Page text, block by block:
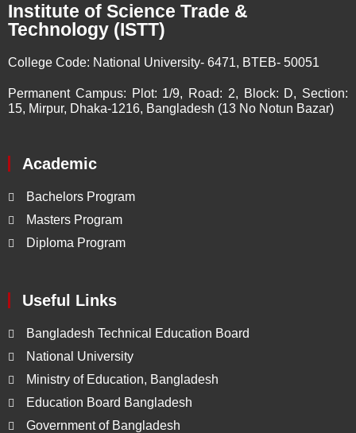
Institute of Science Trade &
Technology (ISTT)
College Code: National University- 6471, BTEB- 50051
Permanent Campus: Plot: 1/9, Road: 2, Block: D, Section:
15, Mirpur, Dhaka-1216, Bangladesh (13 No Notun Bazar)
Academic
Bachelors Program
Masters Program
Diploma Program
Useful Links
Bangladesh Technical Education Board
National University
Ministry of Education, Bangladesh
Education Board Bangladesh
Government of Bangladesh